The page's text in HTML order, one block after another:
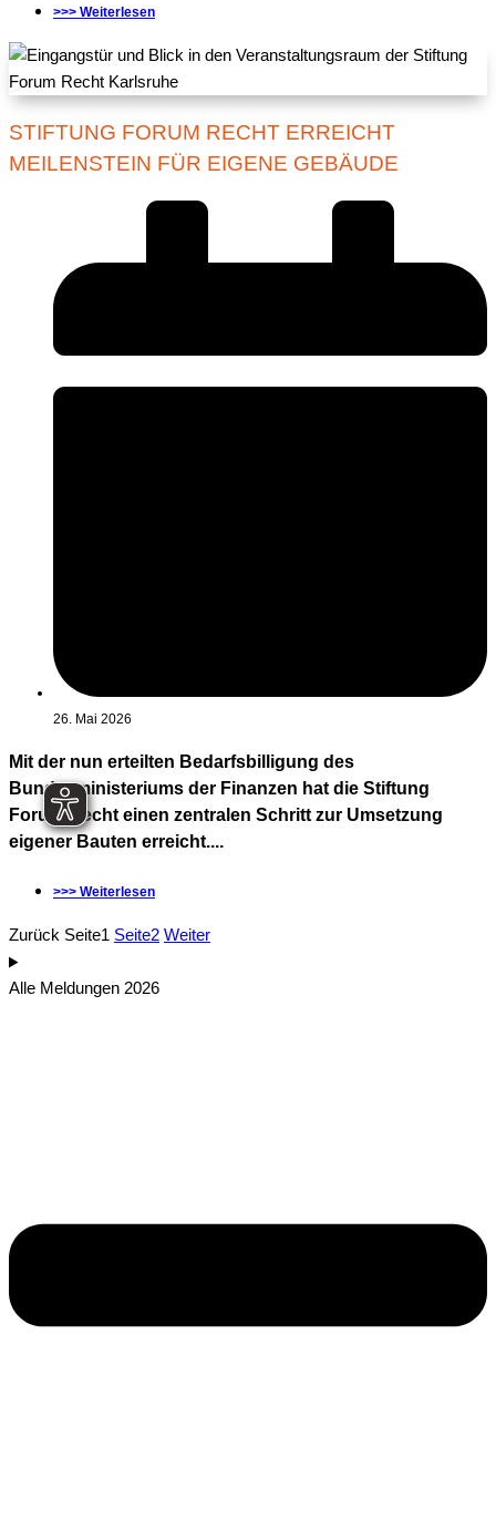
>>> Weiterlesen
STIFTUNG FORUM RECHT ERREICHT
MEILENSTEIN FÜR EIGENE GEBÄUDE
26. Mai 2026
Mit der nun erteilten Bedarfsbilligung des
Bundesministeriums der Finanzen hat die Stiftung
Forum Recht einen zentralen Schritt zur Umsetzung
eigener Bauten erreicht....
>>> Weiterlesen
Zurück Seite1 Seite2 Weiter
Alle Meldungen 2026